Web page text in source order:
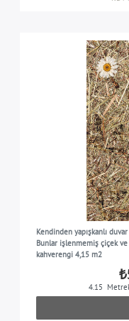
Kendinden yapışkanlı
Bunlar işlenmemiş çiçek
kahverengi 4,15 m2
4.15